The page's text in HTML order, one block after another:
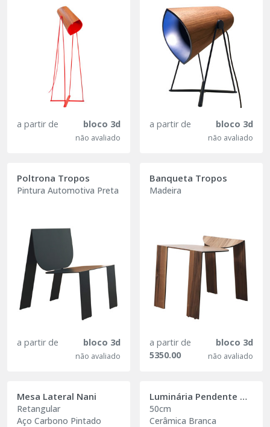
a partir de bloco 3d
não avaliado
a partir de bloco 3d
não avaliado
Poltrona Tropos
Pintura Automotiva Preta
a partir de bloco 3d
não avaliado
Banqueta Tropos
Madeira
a partir de
5350.00
bloco 3d
não avaliado
Mesa Lateral Nani
Retangular
Aço Carbono Pintado
Luminária Pendente Gaya
50cm
Cerâmica Branca